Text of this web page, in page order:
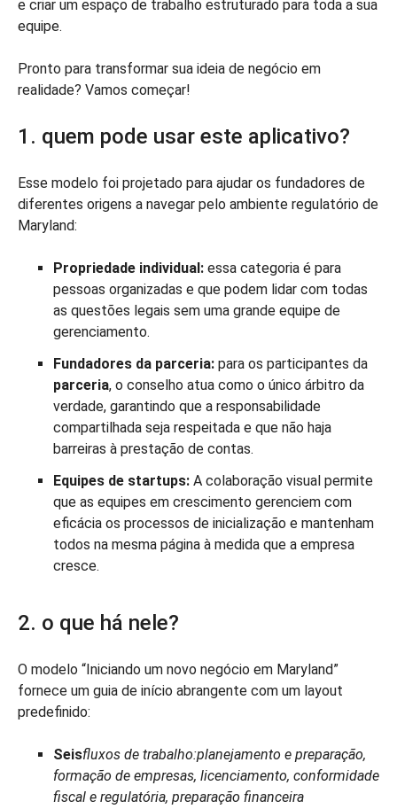
e criar um espaço de trabalho estruturado para toda a sua
equipe.
Pronto para transformar sua ideia de negócio em
realidade? Vamos começar!
1. quem pode usar este aplicativo?
Esse modelo foi projetado para ajudar os fundadores de
diferentes origens a navegar pelo ambiente regulatório de
Maryland:
Propriedade individual: essa categoria é para
pessoas organizadas e que podem lidar com todas
as questões legais sem uma grande equipe de
gerenciamento.
Fundadores da parceria: para os participantes da
parceria, o conselho atua como o único árbitro da
verdade, garantindo que a responsabilidade
compartilhada seja respeitada e que não haja
barreiras à prestação de contas.
Equipes de startups: A colaboração visual permite
que as equipes em crescimento gerenciem com
eficácia os processos de inicialização e mantenham
todos na mesma página à medida que a empresa
cresce.
2. o que há nele?
O modelo “Iniciando um novo negócio em Maryland”
fornece um guia de início abrangente com um layout
predefinido:
Seisfluxos de trabalho:planejamento e preparação,
formação de empresas, licenciamento, conformidade
fiscal e regulatória, preparação financeira